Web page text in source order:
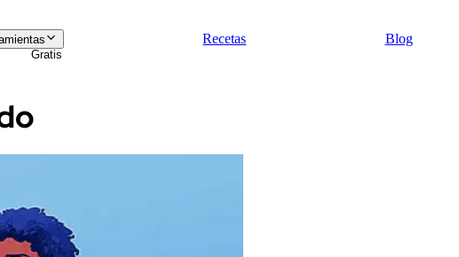
Gratis
Recetas Blog